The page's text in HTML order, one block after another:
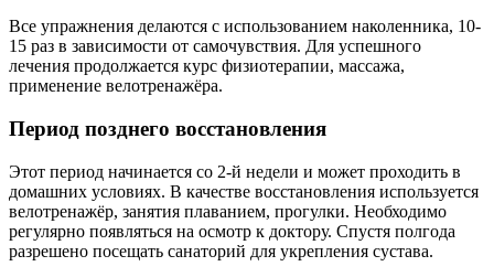
Все упражнения делаются с использованием наколенника, 10-
15 раз в зависимости от самочувствия. Для успешного
лечения продолжается курс физиотерапии, массажа,
применение велотренажёра.
Период позднего восстановления
Этот период начинается со 2-й недели и может проходить в
домашних условиях. В качестве восстановления используется
велотренажёр, занятия плаванием, прогулки. Необходимо
регулярно появляться на осмотр к доктору. Спустя полгода
разрешено посещать санаторий для укрепления сустава.